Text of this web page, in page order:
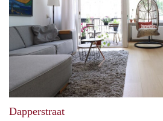
Dapperstraat